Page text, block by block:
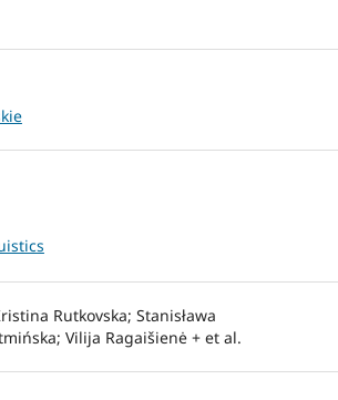
Rutkovska; Stanisława
Vilija Ragaišienė + et al.